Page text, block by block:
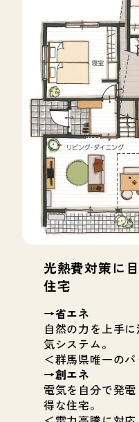
光熱費対策に
住宅
→省エネ
自然の力を上手
気システム。
＜群馬県唯一の
→創エネ
電気を自分で発
得な住宅。